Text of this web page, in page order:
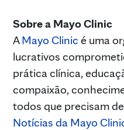
Sobre a Mayo Clinic
AMayo Clinic é uma
lucrativos
prática clínica,
compaixão,
todos que precisam
Notícias da Mayo